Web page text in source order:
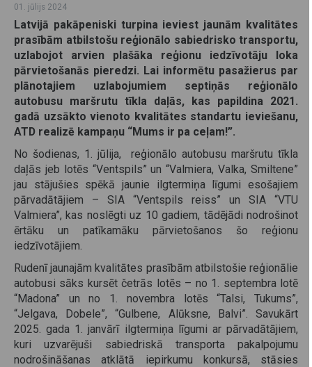
01. jūlijs 2024
Latvijā pakāpeniski turpina ieviest jaunām kvalitātes
prasībām atbilstošu reģionālo sabiedrisko transportu,
uzlabojot arvien plašāka reģionu iedzīvotāju loka
pārvietošanās pieredzi. Lai informētu pasažierus par
plānotajiem uzlabojumiem septiņās reģionālo
autobusu maršrutu tīkla daļās, kas papildina 2021.
gadā uzsākto vienoto kvalitātes standartu ieviešanu,
ATD realizē kampaņu “Mums ir pa ceļam!”.
No šodienas, 1. jūlija, reģionālo autobusu maršrutu tīkla
daļās jeb lotēs “Ventspils” un “Valmiera, Valka, Smiltene”
jau stājušies spēkā jaunie ilgtermiņa līgumi esošajiem
pārvadātājiem – SIA “Ventspils reiss” un SIA “VTU
Valmiera”, kas noslēgti uz 10 gadiem, tādējādi nodrošinot
ērtāku un patīkamāku pārvietošanos šo reģionu
iedzīvotājiem.
Rudenī jaunajām kvalitātes prasībām atbilstošie reģionālie
autobusi sāks kursēt četrās lotēs – no 1. septembra lotē
“Madona” un no 1. novembra lotēs “Talsi, Tukums”,
“Jelgava, Dobele”, “Gulbene, Alūksne, Balvi”. Savukārt
2025. gada 1. janvārī ilgtermiņa līgumi ar pārvadātājiem,
kuri uzvarējuši sabiedriskā transporta pakalpojumu
nodrošināšanas atklātā iepirkumu konkursā, stāsies